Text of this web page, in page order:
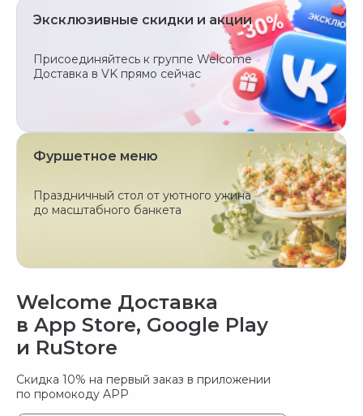
Эксклюзивные скидки и акции
Присоединяйтесь к группе Welcome
Доставка в VK прямо сейчас
Фуршетное меню
Праздничный стол от уютного ужина
до масштабного банкета
Welcome Доставка
в App Store, Google Play
и RuStore
Скидка 10% на первый заказ в приложении
по промокоду APP